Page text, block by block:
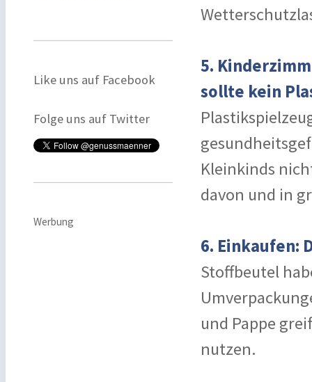
Like uns auf Facebook
Folge uns auf Twitter
Werbung
5.
sollte kein
Kleinkinds
davon und in
6. Einkaufen:
Stoffbeutel
und Pappe
nutzen.